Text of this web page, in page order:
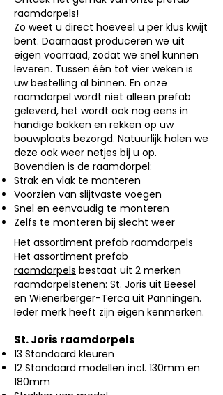
raamdorpels!
Zo weet u direct hoeveel u per klus kwijt
bent. Daarnaast produceren we uit
eigen voorraad, zodat we snel kunnen
leveren. Tussen één tot vier weken is
uw bestelling al binnen. En onze
raamdorpel wordt niet alleen prefab
geleverd, het wordt ook nog eens in
handige bakken en rekken op uw
bouwplaats bezorgd. Natuurlijk halen we
deze ook weer netjes bij u op.
Bovendien is de raamdorpel:
Strak en vlak te monteren
Voorzien van slijtvaste voegen
Snel en eenvoudig te monteren
Zelfs te monteren bij slecht weer
Het assortiment prefab raamdorpels
Het assortiment prefab
raamdorpels bestaat uit 2 merken
raamdorpelstenen: St. Joris uit Beesel
en Wienerberger-Terca uit Panningen.
Ieder merk heeft zijn eigen kenmerken.
St. Joris raamdorpels
13 Standaard kleuren
12 Standaard modellen incl. 130mm en
180mm